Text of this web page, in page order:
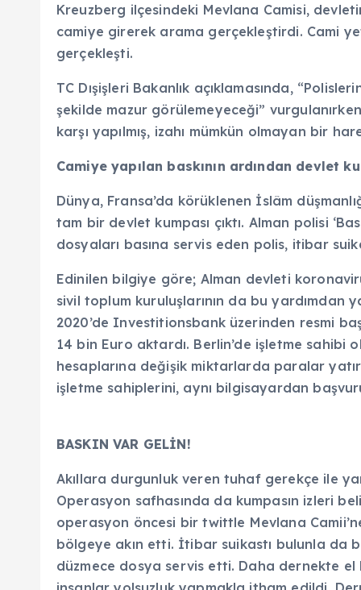
Kreuzberg ilçesindeki Mevlana Camisi,
camiye girerek arama gerçekleştirdi. Cami
gerçekleşti.
TC Dışişleri Bakanlık açıklamasında,
şekilde mazur görülemeyeceği”
karşı yapılmış, izahı mümkün olmayan bir
Camiye yapılan baskının ardından devlet
Dünya, Fransa’da körüklenen İslâm
tam bir devlet kumpası çıktı. Alman polisi
dosyaları basına servis eden polis, itibar
Edinilen bilgiye göre; Alman devleti
sivil toplum kuruluşlarının da bu yardımdan
2020’de Investitionsbank üzerinden resmi
14 bin Euro aktardı. Berlin’de işletme
hesaplarına değişik miktarlarda paralar
işletme sahiplerini, aynı bilgisayardan
BASKIN VAR GELİN!
Akıllara durgunluk veren tuhaf gerekçe ile
Operasyon safhasında da kumpasın izleri
operasyon öncesi bir twittle Mevlana
bölgeye akın etti. İtibar suikastı bulunla da
düzmece dosya servis etti. Daha dernekte